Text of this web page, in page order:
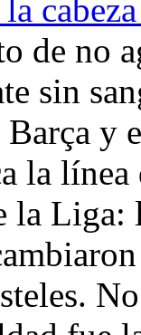
de no
sin
y
la línea
la